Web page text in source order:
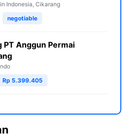
Indonesia, Cikarang
negotiable
Anggun Permai
Rp 5.399.405